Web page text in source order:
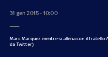
31 gen 2015 - 10:00
Marc Marquez mentre si allena con il
da Twitter)